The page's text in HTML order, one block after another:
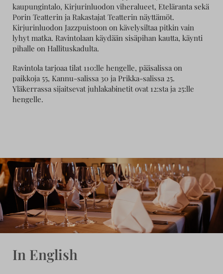
kaupungintalo, Kirjurinluodon viheralueet, Eteläranta sekä
Porin Teatterin ja Rakastajat Teatterin näyttämöt.
Kirjurinluodon Jazzpuistoon on kävelysiltaa pitkin vain
lyhyt matka. Ravintolaan käydään sisäpihan kautta, käynti
pihalle on Hallituskadulta.
Ravintola tarjoaa tilat 110:lle hengelle, pääsalissa on
paikkoja 55, Kannu-salissa 30 ja Prikka-salissa 25.
Yläkerrassa sijaitsevat juhlakabinetit ovat 12:sta ja 25:lle
hengelle.
In English